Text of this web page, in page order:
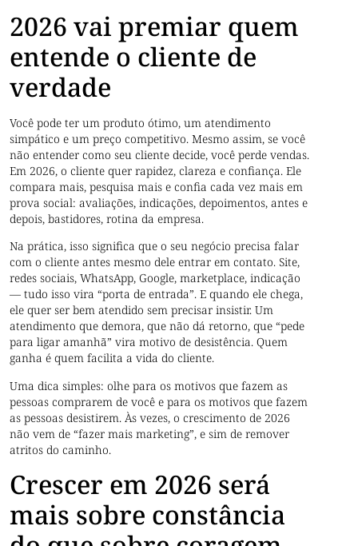
2026 vai premiar quem
entende o cliente de
verdade
Você pode ter um produto ótimo, um atendimento
simpático e um preço competitivo. Mesmo assim, se você
não entender como seu cliente decide, você perde vendas.
Em 2026, o cliente quer rapidez, clareza e confiança. Ele
compara mais, pesquisa mais e confia cada vez mais em
prova social: avaliações, indicações, depoimentos, antes e
depois, bastidores, rotina da empresa.
Na prática, isso significa que o seu negócio precisa falar
com o cliente antes mesmo dele entrar em contato. Site,
redes sociais, WhatsApp, Google, marketplace, indicação
— tudo isso vira “porta de entrada”. E quando ele chega,
ele quer ser bem atendido sem precisar insistir. Um
atendimento que demora, que não dá retorno, que “pede
para ligar amanhã” vira motivo de desistência. Quem
ganha é quem facilita a vida do cliente.
Uma dica simples: olhe para os motivos que fazem as
pessoas comprarem de você e para os motivos que fazem
as pessoas desistirem. Às vezes, o crescimento de 2026
não vem de “fazer mais marketing”, e sim de remover
atritos do caminho.
Crescer em 2026 será
mais sobre constância